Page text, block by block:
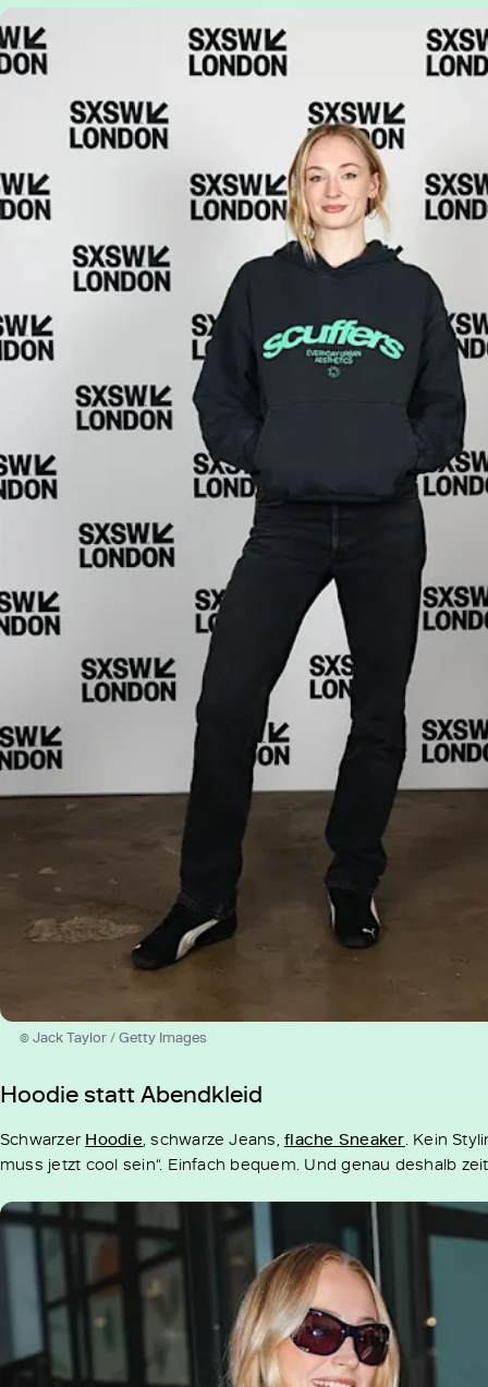
© Jack Taylor / Getty Images
Hoodie statt Abendkleid
Schwarzer Hoodie, schwarze Jeans,flache Sneaker . Kein
muss jetzt cool sein“. Einfach bequem. Und genau deshalb